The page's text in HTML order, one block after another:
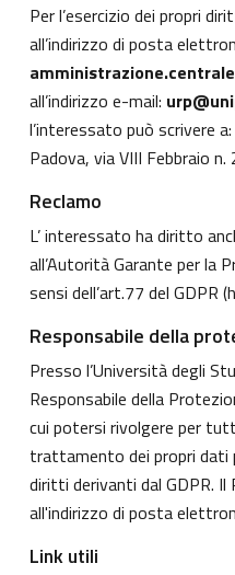
Per l’esercizio dei propri
all’indirizzo di posta
all’indirizzo e-mail:
l’interessato può scrivere
Padova, via VIII Febbraio n.
Reclamo
L’ interessato ha diritto
all’Autorità Garante per la
sensi dell’art.77 del GDPR (
Responsabile della
Presso l’Università degli
Responsabile della
cui potersi rivolgere per
trattamento dei propri dati
diritti derivanti dal GDPR.
all'indirizzo di posta
Link utili